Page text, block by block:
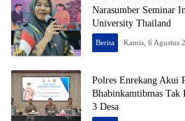
Narasumber Seminar
University Thailand
Berita Kamis, 6 Agustus
Polres Enrekang Akui
Bhabinkamtibmas Tak
3 Desa